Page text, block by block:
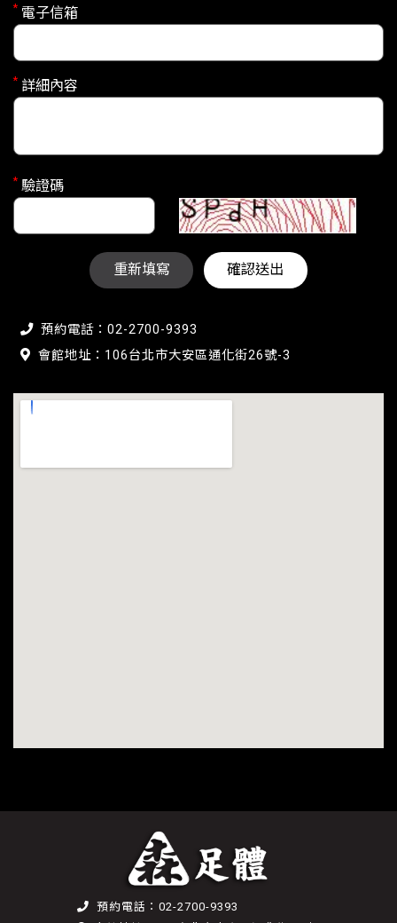
* 電子信箱
* 詳細內容
* 驗證碼
重新填寫 確認送出
預約電話：02-2700-9393
會館地址：106台北市大安區通化街26號-3
預約電話：02-2700-9393